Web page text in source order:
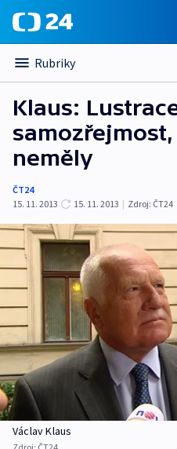
Rubriky
Klaus:
neměly
ČT24
15. 11. 2013
15. 11. 2013 | Zdroj: ČT24
Václav Klaus